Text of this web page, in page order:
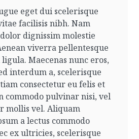
eget dui scelerisque
facilisis nibh. Nam
dignissim molestie
viverra pellentesque
Maecenas nunc eros,
interdum a, scelerisque
consectetur eu felis et
commodo pulvinar nisi, vel
mollis vel. Aliquam
a lectus commodo
ex ultricies, scelerisque